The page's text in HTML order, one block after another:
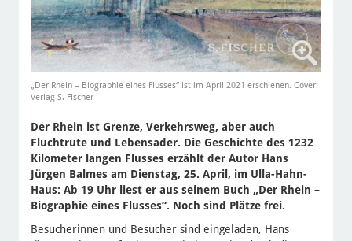
„Der Rhein – Biographie eines Flusses“ ist im April 2021 erschienen. Cover:
Verlag S. Fischer
Der Rhein ist Grenze, Verkehrsweg, aber auch
Fluchtrute und Lebensader. Die Geschichte des 1232
Kilometer langen Flusses erzählt der Autor Hans
Jürgen Balmes am Dienstag, 25. April, im Ulla-Hahn-
Haus: Ab 19 Uhr liest er aus seinem Buch „Der Rhein –
Biographie eines Flusses“. Noch sind Plätze frei.
Besucherinnen und Besucher sind eingeladen, Hans